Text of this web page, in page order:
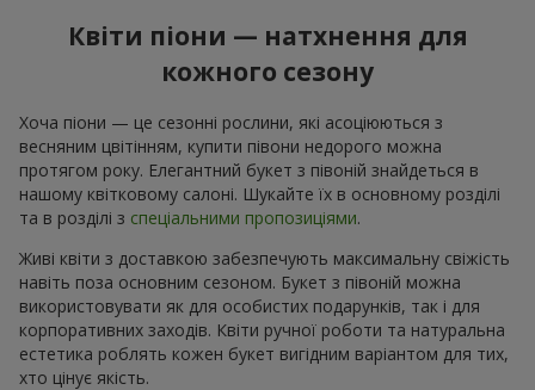
Квіти піони — натхнення для
кожного сезону
Хоча піони — це сезонні рослини, які асоціюються з
весняним цвітінням, купити півони недорого можна
протягом року. Елегантний букет з півоній знайдеться в
нашому квітковому салоні. Шукайте їх в основному розділі
та в розділі з спеціальними пропозиціями.
Живі квіти з доставкою забезпечують максимальну свіжість
навіть поза основним сезоном. Букет з півоній можна
використовувати як для особистих подарунків, так і для
корпоративних заходів. Квіти ручної роботи та натуральна
естетика роблять кожен букет вигідним варіантом для тих,
хто цінує якість.